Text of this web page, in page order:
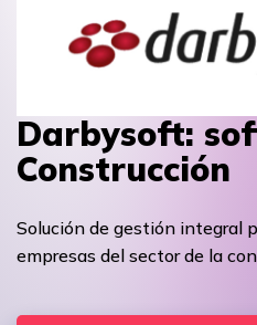
Darbysoft:
Construcción
Solución de gestión integral
empresas del sector de la